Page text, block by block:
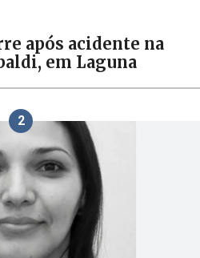
após acidente na
em Laguna
2